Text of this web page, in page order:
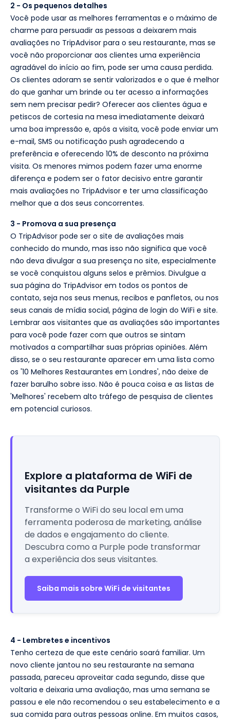
2 - Os pequenos detalhes
Você pode usar as melhores ferramentas e o máximo de
charme para persuadir as pessoas a deixarem mais
avaliações no TripAdvisor para o seu restaurante, mas se
você não proporcionar aos clientes uma experiência
agradável do início ao fim, pode ser uma causa perdida.
Os clientes adoram se sentir valorizados e o que é melhor
do que ganhar um brinde ou ter acesso a informações
sem nem precisar pedir? Oferecer aos clientes água e
petiscos de cortesia na mesa imediatamente deixará
uma boa impressão e, após a visita, você pode enviar um
e-mail, SMS ou notificação push agradecendo a
preferência e oferecendo 10% de desconto na próxima
visita. Os menores mimos podem fazer uma enorme
diferença e podem ser o fator decisivo entre garantir
mais avaliações no TripAdvisor e ter uma classificação
melhor que a dos seus concorrentes.
3 - Promova a sua presença
O TripAdvisor pode ser o site de avaliações mais
conhecido do mundo, mas isso não significa que você
não deva divulgar a sua presença no site, especialmente
se você conquistou alguns selos e prêmios. Divulgue a
sua página do TripAdvisor em todos os pontos de
contato, seja nos seus menus, recibos e panfletos, ou nos
seus canais de mídia social, página de login do WiFi e site.
Lembrar aos visitantes que as avaliações são importantes
para você pode fazer com que outros se sintam
motivados a compartilhar suas próprias opiniões. Além
disso, se o seu restaurante aparecer em uma lista como
os '10 Melhores Restaurantes em Londres', não deixe de
fazer barulho sobre isso. Não é pouca coisa e as listas de
'Melhores' recebem alto tráfego de pesquisa de clientes
em potencial curiosos.
Explore a plataforma de WiFi de
visitantes da Purple
Transforme o WiFi do seu local em uma
ferramenta poderosa de marketing, análise
de dados e engajamento do cliente.
Descubra como a Purple pode transformar
a experiência dos seus visitantes.
Saiba mais sobre WiFi de visitantes
4 - Lembretes e incentivos
Tenho certeza de que este cenário soará familiar. Um
novo cliente jantou no seu restaurante na semana
passada, pareceu aproveitar cada segundo, disse que
voltaria e deixaria uma avaliação, mas uma semana se
passou e ele não recomendou o seu estabelecimento e a
sua comida para outras pessoas online. Em muitos casos,